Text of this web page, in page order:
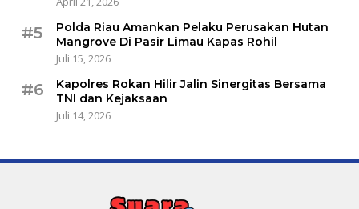
#5
Polda Riau Amankan Pelaku Perusakan Hutan
Mangrove Di Pasir Limau Kapas Rohil
Juli 15, 2026
#6
Kapolres Rokan Hilir Jalin Sinergitas Bersama
TNI dan Kejaksaan
Juli 14, 2026